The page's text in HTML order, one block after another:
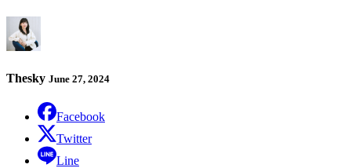
Thesky June 27, 2024
Facebook
Twitter
Line